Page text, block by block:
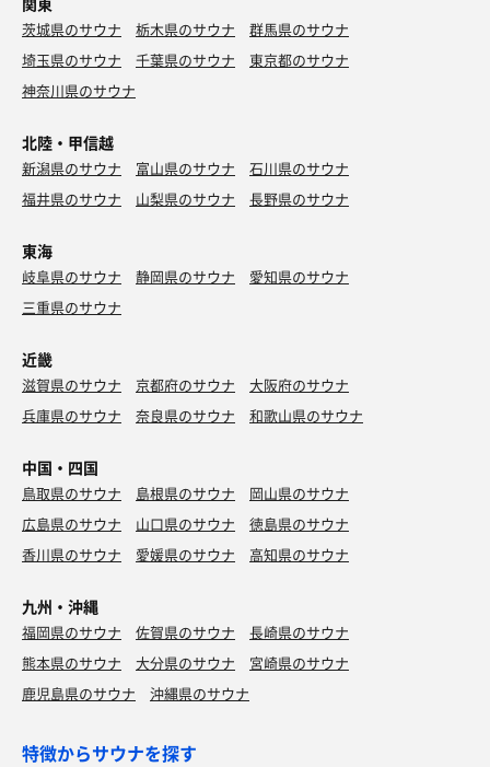
茨城県のサウナ 栃木県のサウナ
群馬県のサウナ
埼玉県のサウナ
千葉県のサウナ
東京都のサウナ
神奈川県のサウナ
北陸・甲信越
新潟県のサウナ 富山県のサウナ
石川県のサウナ
福井県のサウナ
山梨県のサウナ 長野県のサウナ
東海
岐阜県のサウナ 静岡県のサウナ
愛知県のサウナ
三重県のサウナ
近畿
滋賀県のサウナ 京都府のサウナ
大阪府のサウナ
兵庫県のサウナ
奈良県のサウナ 和歌山県のサウナ
中国・四国
鳥取県のサウナ 島根県のサウナ
岡山県のサウナ
広島県のサウナ
山口県のサウナ
徳島県のサウナ
香川県のサウナ
愛媛県のサウナ 高知県のサウナ
九州・沖縄
福岡県のサウナ 佐賀県のサウナ
長崎県のサウナ
熊本県のサウナ
大分県のサウナ
宮崎県のサウナ
鹿児島県のサウナ
沖縄県のサウナ
特徴からサウナを探す